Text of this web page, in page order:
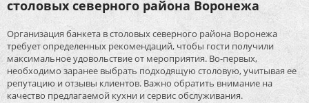
столовых северного района Воронежа
Организация банкета в столовых северного района Воронежа
требует определенных рекомендаций, чтобы гости получили
максимальное удовольствие от мероприятия. Во-первых,
необходимо заранее выбрать подходящую столовую, учитывая ее
репутацию и отзывы клиентов. Важно обратить внимание на
качество предлагаемой кухни и сервис обслуживания.